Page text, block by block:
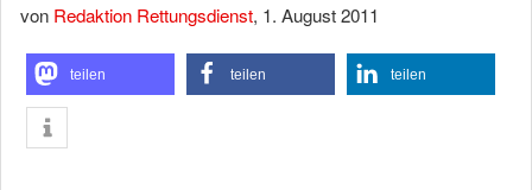
von Redaktion Rettungsdienst, 1. August 2011
teilen teilen teilen